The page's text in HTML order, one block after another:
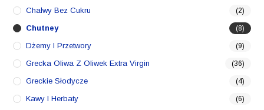
Chałwy Bez Cukru (2)
Chutney (8)
Dżemy I Przetwory (9)
Grecka Oliwa Z Oliwek Extra Virgin (36)
Greckie Słodycze (4)
Kawy I Herbaty (6)